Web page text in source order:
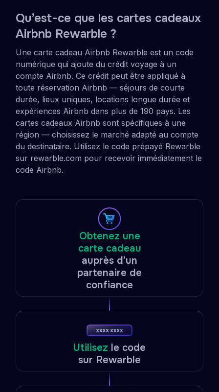
Qu’est-ce que les cartes cadeaux
Airbnb Rewarble ?
Une carte cadeau Airbnb Rewarble est un code
numérique qui ajoute du crédit voyage à un
compte Airbnb. Ce crédit peut être appliqué à
toute réservation Airbnb — séjours de courte
durée, lieux uniques, locations longue durée et
expériences Airbnb dans plus de 190 pays. Les
cartes cadeaux Airbnb sont spécifiques à une
région — choisissez le marché adapté au compte
du destinataire. Utilisez le code prépayé Rewarble
sur rewarble.com pour recevoir immédiatement le
code Airbnb.
Obtenez une
carte cadeau
auprès d’un
partenaire de
confiance
Utilisez le code
sur Rewarble